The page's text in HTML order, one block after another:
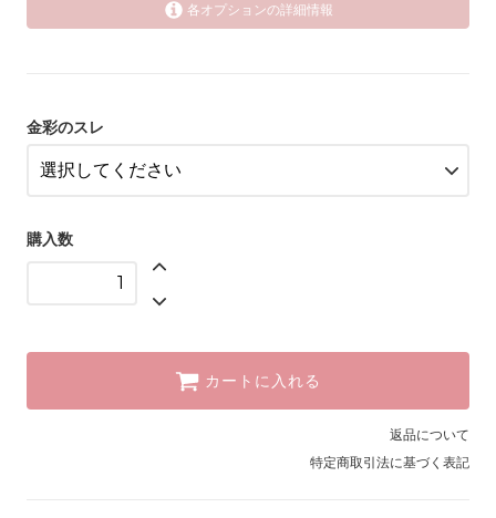
各オプションの詳細情報
金彩のスレ
購入数
カートに入れる
返品について
特定商取引法に基づく表記